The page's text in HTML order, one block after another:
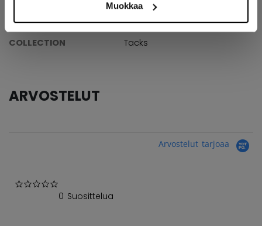
Muokkaa
AGE GROUP
Senior
COLLECTION
Tacks
ARVOSTELUT
Arvostelut tarjoaa
0 Suosittelua